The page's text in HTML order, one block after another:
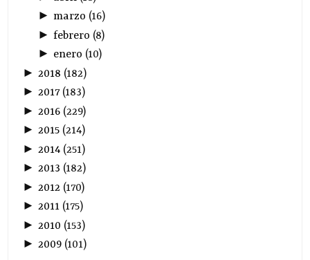
► marzo (16)
► febrero (8)
► enero (10)
► 2018 (182)
►2017(183)
► 2016 (229)
►2015 (214)
► 2014 (251)
►2013 (182)
► 2012 (170)
►2011 (175)
► 2010 (153)
►2009 (101)